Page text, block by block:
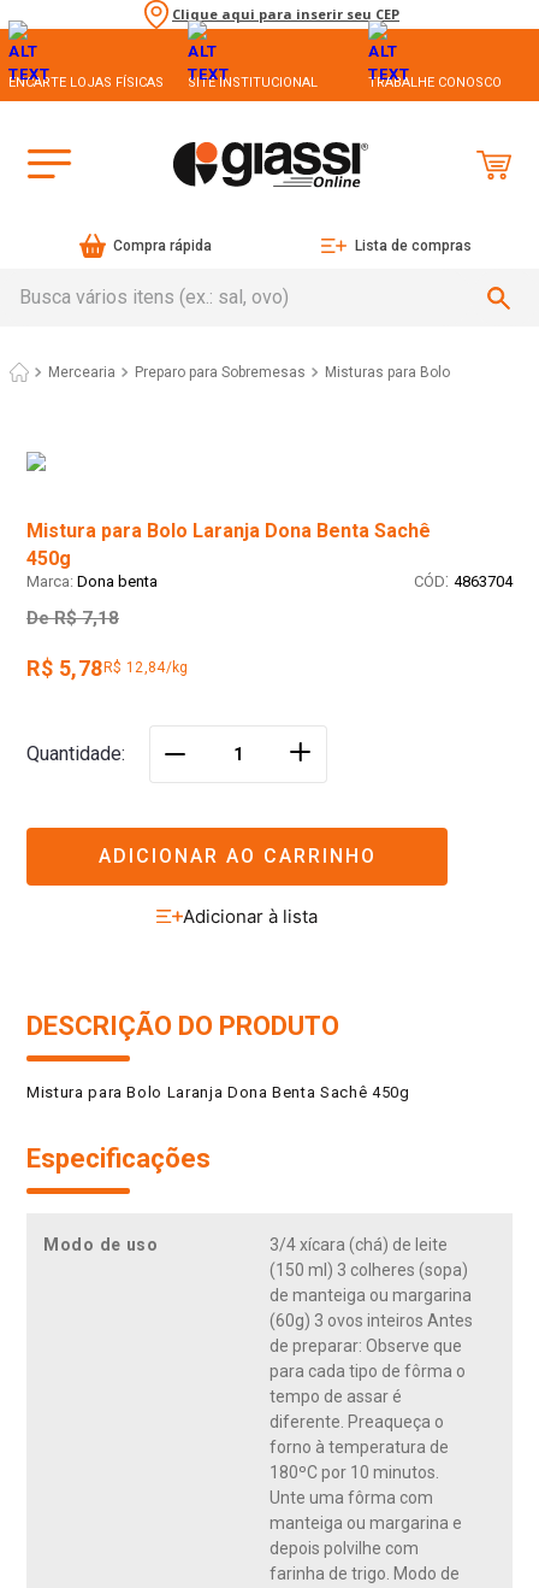
Clique aqui para inserir seu CEP
ENCARTE LOJAS FÍSICAS SITE INSTITUCIONAL TRABALHE CONOSCO
Compra rápida Lista de compras
Mercearia Preparo para Sobremesas Misturas para Bolo
Mistura para Bolo Laranja Dona Benta Sachê
450g
Dona benta : 4863704
De R$ 7,18
R$ 5,78 R$ 12,84/kg
Quantidade ＋
ADICIONAR AO CARRINHO
DESCRIÇÃO DO PRODUTO
Mistura para Bolo Laranja Dona Benta Sachê 450g
Especificações
Modo de uso
3/4 xícara (chá) de leite
(150 ml) 3 colheres (sopa)
de manteiga ou margarina
(60g) 3 ovos inteiros Antes
de preparar: Observe que
para cada tipo de fôrma o
tempo de assar é
diferente. Preaqueça o
forno à temperatura de
180ºC por 10 minutos.
Unte uma fôrma com
manteiga ou margarina e
depois polvilhe com
farinha de trigo. Modo de